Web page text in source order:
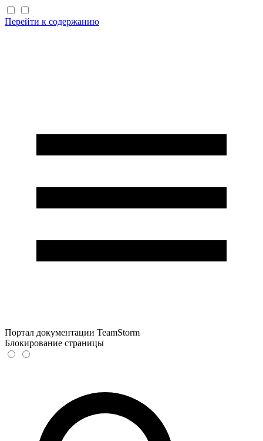
Перейти к содержанию
Портал документации TeamStorm
Блокирование страницы